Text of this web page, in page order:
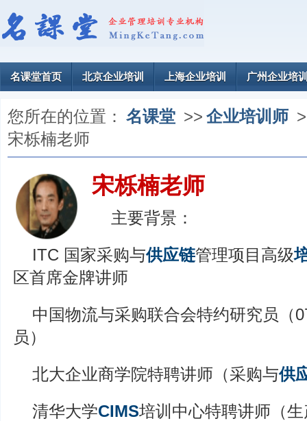
名课堂首页 北京企业培训 上海企业培训 广州企业培
您所在的位置： 名课堂 >> 企业培训师
宋栎楠老师
宋栎楠老师
主要背景：
ITC 国家采购与供应链管理项目高级
区首席金牌讲师
中国物流与采购联合会特约研究员（
员）
北大企业商学院特聘讲师（采购与供
清华大学CIMS培训中心特聘讲师（